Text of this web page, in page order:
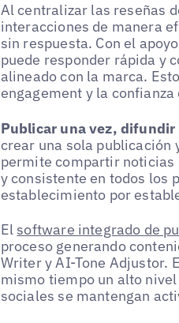
Al centralizar las reseñas
interacciones de manera
sin respuesta. Con el
puede responder rápida y
alineado con la marca.
engagement y la
Publicar una vez, difundir
crear una sola
permite compartir noticias
y consistente en todos los
establecimiento por
El software integrado de
proceso generando
Writer y AI-Tone Adjustor.
mismo tiempo un alto
sociales se mantengan